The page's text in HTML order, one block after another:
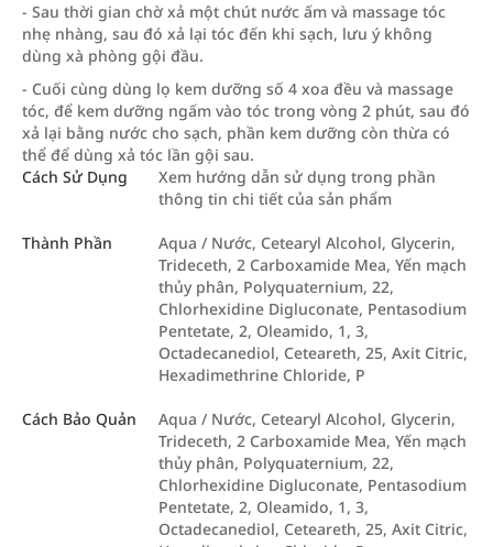
- Sau thời gian chờ xả một chút nước ấm và massage tóc
nhẹ nhàng, sau đó xả lại tóc đến khi sạch, lưu ý không
dùng xà phòng gội đầu.
- Cuối cùng dùng lọ kem dưỡng số 4 xoa đều và massage
tóc, để kem dưỡng ngấm vào tóc trong vòng 2 phút, sau đó
xả lại bằng nước cho sạch, phần kem dưỡng còn thừa có
thể để dùng xả tóc lần gội sau.
Cách Sử Dụng
Xem hướng dẫn sử dụng trong phần
thông tin chi tiết của sản phẩm
Thành Phần
Aqua / Nước, Cetearyl Alcohol, Glycerin,
Trideceth, 2 Carboxamide Mea, Yến mạch
thủy phân, Polyquaternium, 22,
Chlorhexidine Digluconate, Pentasodium
Pentetate, 2, Oleamido, 1, 3,
Octadecanediol, Ceteareth, 25, Axit Citric,
Hexadimethrine Chloride, P
Cách Bảo Quản
Aqua / Nước, Cetearyl Alcohol, Glycerin,
Trideceth, 2 Carboxamide Mea, Yến mạch
thủy phân, Polyquaternium, 22,
Chlorhexidine Digluconate, Pentasodium
Pentetate, 2, Oleamido, 1, 3,
Octadecanediol, Ceteareth, 25, Axit Citric,